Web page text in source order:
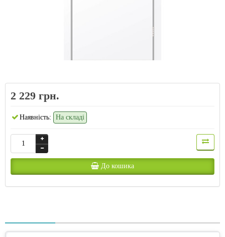
2 229 грн.
Наявність: На складі
До кошика